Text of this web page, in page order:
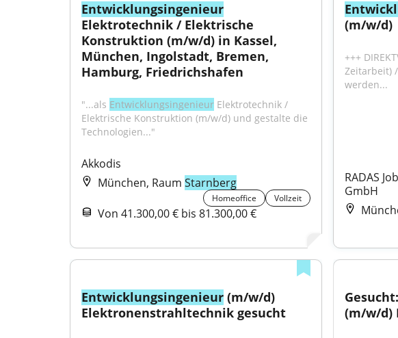
Entwicklungsingenieur
Elektrotechnik / Elektrische
Konstruktion (m/w/d) in Kassel,
München, Ingolstadt, Bremen,
Hamburg, Friedrichshafen
"...als Entwicklungsingenieur Elektrotechnik /
Elektrische Konstruktion (m/w/d) und gestalte die
Technologien..."
Akkodis
München, Raum Starnberg
Homeoffice Vollzeit
Von 41.300,00 € bis 81.300,00 €
(m/w/d)
+++
Zeitarbeit)
werden...
RADAS
GmbH
Entwicklungsingenieur (m/w/d)
Elektronenstrahltechnik gesucht
Gesucht:
(m/w/d)